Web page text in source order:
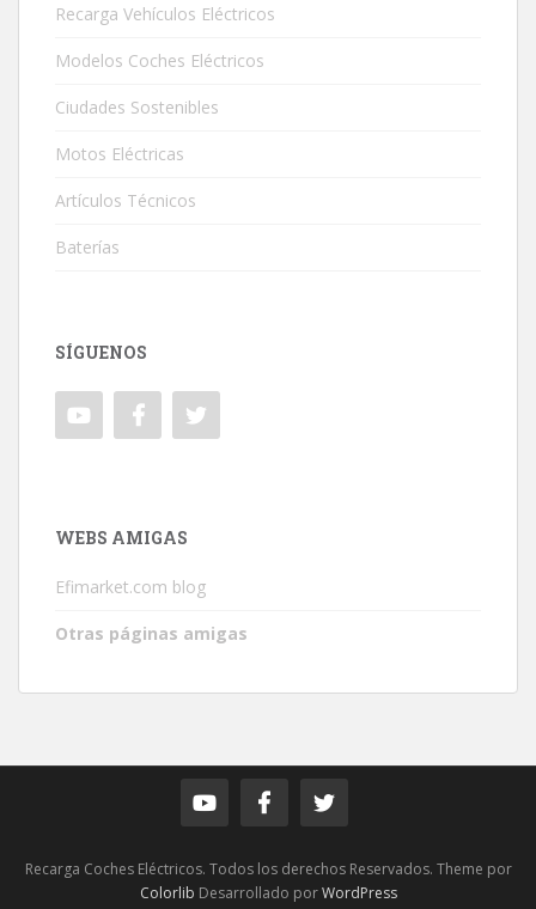
Recarga Vehículos Eléctricos
Modelos Coches Eléctricos
Ciudades Sostenibles
Motos Eléctricas
Artículos Técnicos
Baterías
SÍGUENOS
WEBS AMIGAS
Efimarket.com blog
Otras páginas amigas
Recarga Coches Eléctricos. Todos los derechos Reservados. Theme por
Colorlib Desarrollado porWordPress